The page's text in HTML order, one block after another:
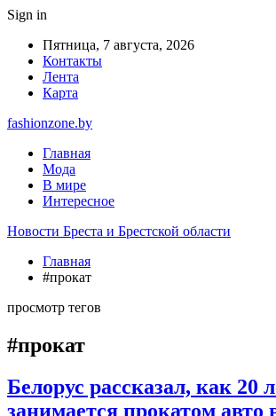
Sign in
Пятница, 7 августа, 2026
Контакты
Лента
Карта
fashionzone.by
Главная
Мода
В мире
Интересное
Новости Бреста и Брестской области
Главная
#прокат
просмотр тегов
#прокат
Белорус рассказал, как 20
занимается прокатом авто